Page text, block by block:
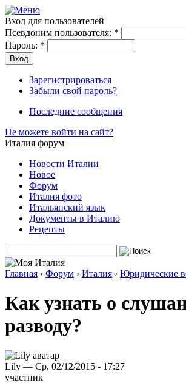
Вход для пользователей
Псевдоним пользователя: *
Пароль: *
Зарегистрироваться
Забыли свой пароль?
Последние сообщения
Не можете войти на сайт?
Италия форум
Новости Италии
Новое
Форум
Италия фото
Итальянский язык
Документы в Италию
Рецепты
Главная › Форум › Италия › Юридические
Как узнать о
разводу?
Lily — Ср, 02/12/2015 - 17:27
участник